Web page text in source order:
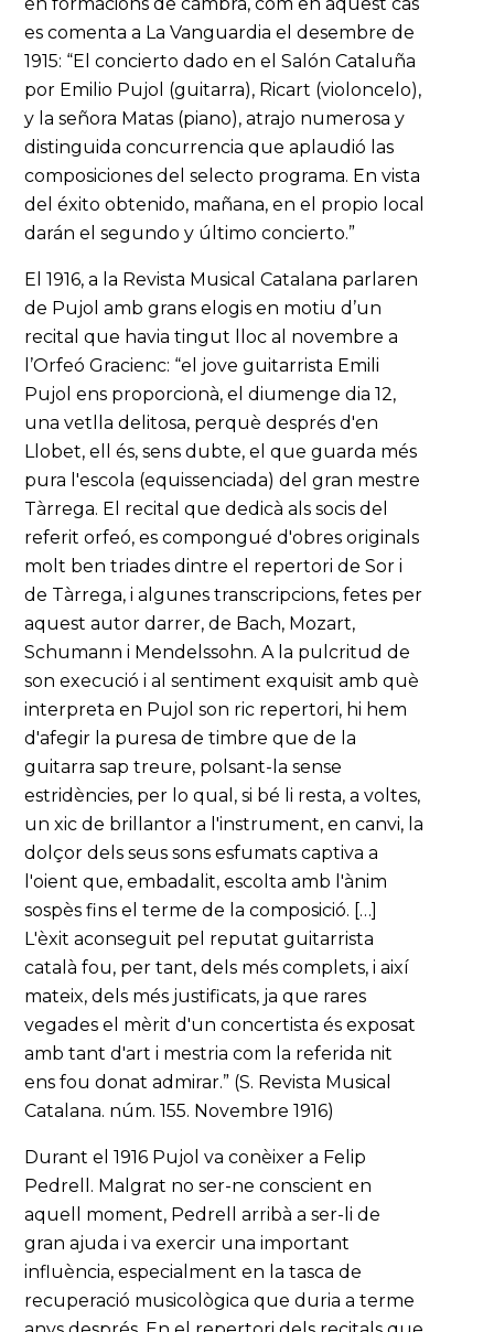
es comenta a La Vanguardia el desembre de
1915: “El concierto dado en el Salón Cataluña
por Emilio Pujol (guitarra), Ricart (violoncelo),
y la señora Matas (piano), atrajo numerosa y
distinguida concurrencia que aplaudió las
composiciones del selecto programa. En vista
del éxito obtenido, mañana, en el propio local
darán el segundo y último concierto.”
El 1916, a la Revista Musical Catalana parlaren
de Pujol amb grans elogis en motiu d’un
recital que havia tingut lloc al novembre a
l’Orfeó Gracienc: “el jove guitarrista Emili
Pujol ens proporcionà, el diumenge dia 12,
una vetlla delitosa, perquè després d'en
Llobet, ell és, sens dubte, el que guarda més
pura l'escola (equissenciada) del gran mestre
Tàrrega. El recital que dedicà als socis del
referit orfeó, es compongué d'obres originals
molt ben triades dintre el repertori de Sor i
de Tàrrega, i algunes transcripcions, fetes per
aquest autor darrer, de Bach, Mozart,
Schumann i Mendelssohn. A la pulcritud de
son execució i al sentiment exquisit amb què
interpreta en Pujol son ric repertori, hi hem
d'afegir la puresa de timbre que de la
guitarra sap treure, polsant-la sense
estridències, per lo qual, si bé li resta, a voltes,
un xic de brillantor a l'instrument, en canvi, la
dolçor dels seus sons esfumats captiva a
l'oient que, embadalit, escolta amb l'ànim
sospès fins el terme de la composició. […]
L'èxit aconseguit pel reputat guitarrista
català fou, per tant, dels més complets, i així
mateix, dels més justificats, ja que rares
vegades el mèrit d'un concertista és exposat
amb tant d'art i mestria com la referida nit
ens fou donat admirar.” (S. Revista Musical
Catalana. núm. 155. Novembre 1916)
Durant el 1916 Pujol va conèixer a Felip
Pedrell. Malgrat no ser-ne conscient en
aquell moment, Pedrell arribà a ser-li de
gran ajuda i va exercir una important
influència, especialment en la tasca de
recuperació musicològica que duria a terme